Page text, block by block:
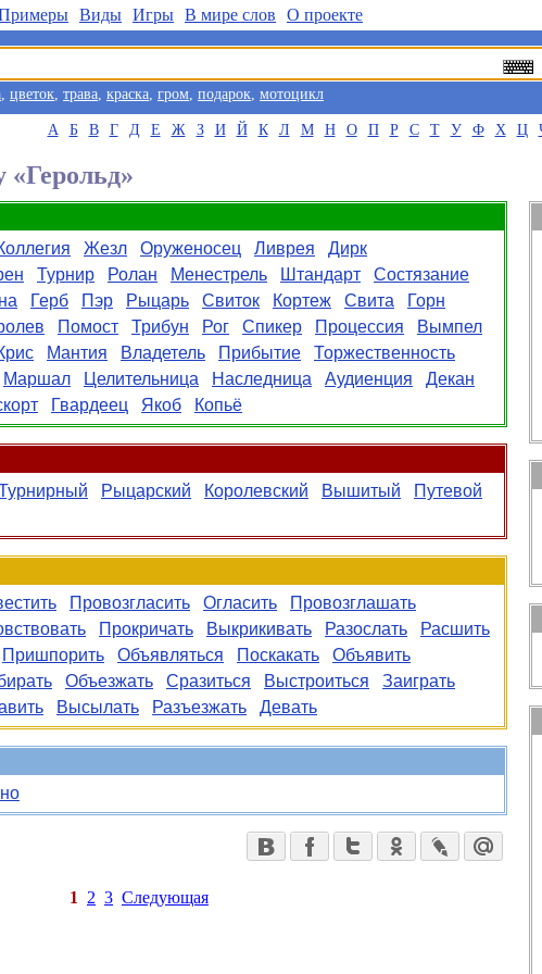
Виды Игры В мире слов О проекте
, цветок, трава, краска, гром, подарок, мотоцикл
А Б В Г Д Е Ж З И Й К Л М Н О П Р С Т У Ф Х Ц
«Герольд»
Жезл Оруженосец Ливрея
Дирк
Турнир Ролан Менестрель Штандарт
Состязание
Герб Пэр Рыцарь Свиток Кортеж Свита
Горн
Помост Трибун Рог Спикер Процессия
Вымпел
Мантия Владетель Прибытие
Торжественность
Маршал Целительница Наследница Аудиенция
Декан
Гвардеец Якоб Копьё
Рыцарский Королевский Вышитый
Путевой
Провозгласить Огласить
Провозглашать
Прокричать Выкрикивать Разослать
Расшить
Пришпорить Объявляться Поскакать
Объявить
Объезжать Сразиться Выстроиться
Заиграть
Высылать Разъезжать Девать
1 2 3 Следующая